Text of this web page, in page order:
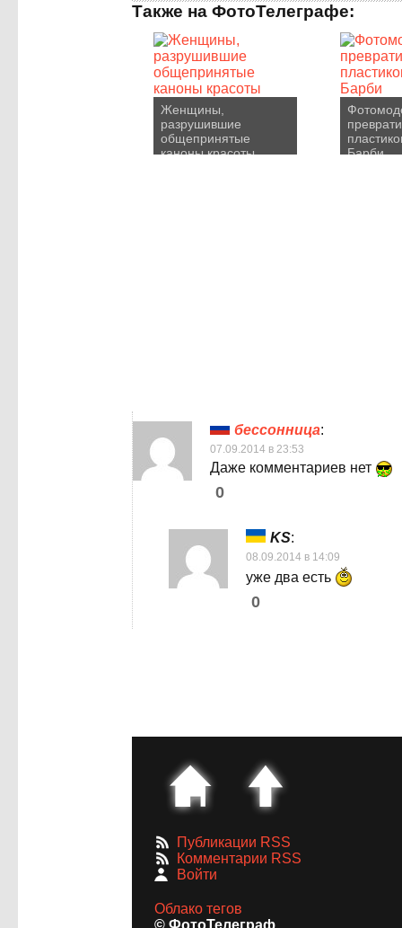
Также на ФотоТелеграфе:
Женщины,
разрушившие
общепринятые
каноны красоты
Барби
бессонница:
07.09.2014 в 23:53
Даже комментариев нет
0
KS:
08.09.2014 в 14:09
уже два есть
0
Публикации RSS
Комментарии RSS
Войти
Облако тегов
© ФотоТелеграф